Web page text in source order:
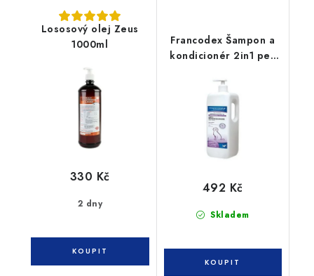
Lososový olej Zeus
1000ml
2 dny
330 Kč
Francodex Šampon a
kondicionér 2in1 pes
Skladem
492 Kč